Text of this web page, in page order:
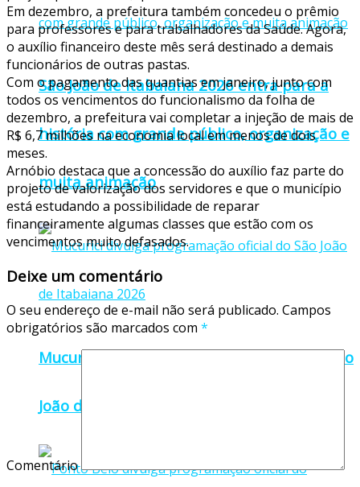
São João de Itabaiana 2026 entra para a
história com grande público, organização e
muita animação
Mucurici divulga programação oficial do São
João de Itabaiana 2026
Em dezembro, a prefeitura também concedeu o prêmio
para professores e para trabalhadores da Saúde. Agora,
o auxílio financeiro deste mês será destinado a demais
funcionários de outras pastas.
Com o pagamento das quantias em janeiro, junto com
todos os vencimentos do funcionalismo da folha de
dezembro, a prefeitura vai completar a injeção de mais de
R$ 6,7 milhões na economia local em menos de dois
meses.
Arnóbio destaca que a concessão do auxílio faz parte do
projeto de valorização dos servidores e que o município
está estudando a possibilidade de reparar
financeiramente algumas classes que estão com os
vencimentos muito defasados.
Deixe um comentário
O seu endereço de e-mail não será publicado. Campos
obrigatórios são marcados com *
Comentário